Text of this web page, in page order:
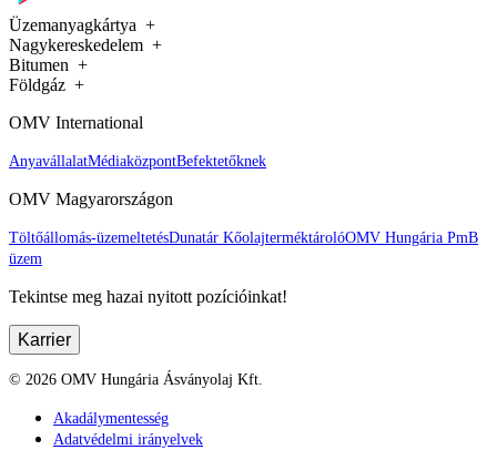
Üzemanyagkártya
Nagykereskedelem
Bitumen
Földgáz
OMV International
AnyavállalatMédiaközpontBefektetőknek
OMV Magyarországon
Töltőállomás-üzemeltetésDunatár KőolajterméktárolóOMV Hungária PmB
üzem
Tekintse meg hazai nyitott pozícióinkat!
Karrier
© 2026 OMV Hungária Ásványolaj Kft.
Akadálymentesség
Adatvédelmi irányelvek